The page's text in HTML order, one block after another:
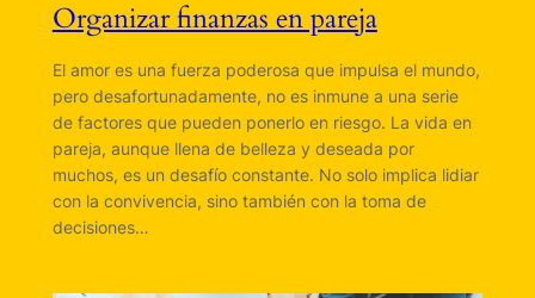
Organizar finanzas en pareja
El amor es una fuerza poderosa que impulsa el mundo,
pero desafortunadamente, no es inmune a una serie
de factores que pueden ponerlo en riesgo. La vida en
pareja, aunque llena de belleza y deseada por
muchos, es un desafío constante. No solo implica lidiar
con la convivencia, sino también con la toma de
decisiones…